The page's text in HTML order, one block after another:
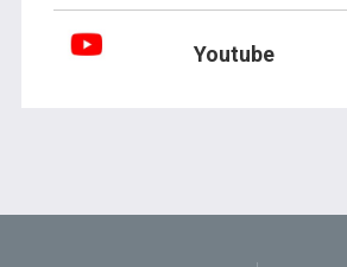
Youtube